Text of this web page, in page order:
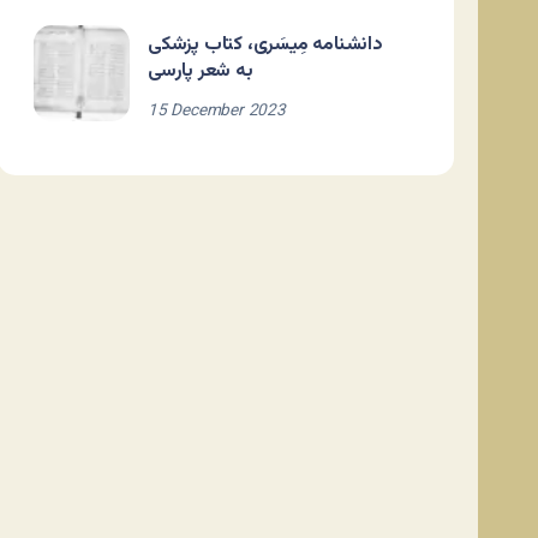
دانشنامه مِیسَری، کتاب پزشکی
به شعر پارسی
15 December 2023